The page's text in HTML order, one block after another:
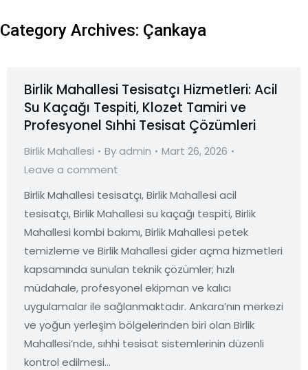
Category Archives: Çankaya
Birlik Mahallesi Tesisatçı Hizmetleri: Acil
Su Kaçağı Tespiti, Klozet Tamiri ve
Profesyonel Sıhhi Tesisat Çözümleri
Birlik Mahallesi By admin
Mart 26, 2026
Leave a comment
Birlik Mahallesi tesisatçı, Birlik Mahallesi acil
tesisatçı, Birlik Mahallesi su kaçağı tespiti, Birlik
Mahallesi kombi bakımı, Birlik Mahallesi petek
temizleme ve Birlik Mahallesi gider açma hizmetleri
kapsamında sunulan teknik çözümler; hızlı
müdahale, profesyonel ekipman ve kalıcı
uygulamalar ile sağlanmaktadır. Ankara’nın merkezi
ve yoğun yerleşim bölgelerinden biri olan Birlik
Mahallesi’nde, sıhhi tesisat sistemlerinin düzenli
kontrol edilmesi…